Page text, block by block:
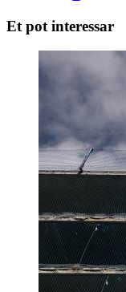
Et pot interessar